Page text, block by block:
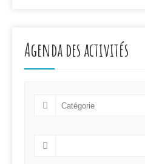
Agenda des activités